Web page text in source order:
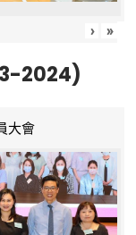
› »
2024)
大會